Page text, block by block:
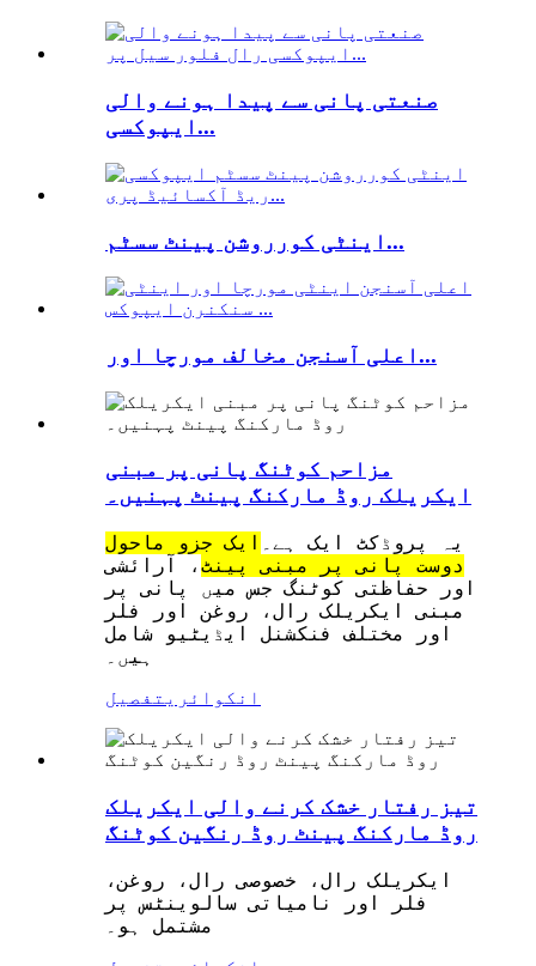
صنعتی پانی سے پیدا ہونے والی
ایپوکسی...
اینٹی کورروشن پینٹ سسٹم...
اعلی آسنجن مخالف مورچا اور...
مزاحم کوٹنگ پانی پر مبنی
ایکریلک روڈ مارکنگ پینٹ پہنیں۔
یہ پروڈکٹ ایک ہے۔ ایک جزو ماحول
دوست پانی پر مبنی پینٹ ، آرائشی
اور حفاظتی کوٹنگ جس میں پانی پر
مبنی ایکریلک رال، روغن اور فلر
اور مختلف فنکشنل ایڈیٹیو شامل
ہیں۔
انکوائری تفصیل
تیز رفتار خشک کرنے والی ایکریلک
روڈ مارکنگ پینٹ روڈ رنگین کوٹنگ
ایکریلک رال، خصوصی رال، روغن،
فلر اور نامیاتی سالوینٹس پر
مشتمل ہو۔